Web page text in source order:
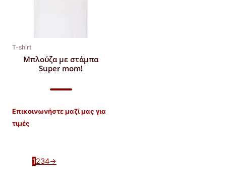
T-shirt
Μπλούζα με στάμπα
Super mom!
Επικοινωνήστε μαζί μας για
τιμές
1234→